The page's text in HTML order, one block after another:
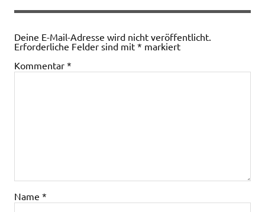
Deine E-Mail-Adresse wird nicht veröffentlicht.
Erforderliche Felder sind mit * markiert
Kommentar *
Name *